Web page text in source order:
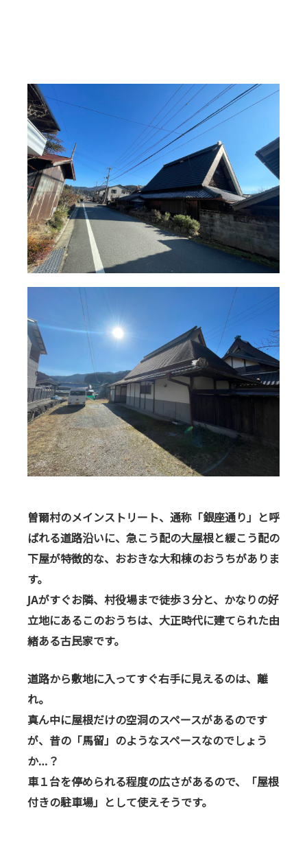
曽爾村のメインストリート、通称「銀座通り」と呼
ばれる道路沿いに、急こう配の大屋根と緩こう配の
下屋が特徴的な、おおきな大和棟のおうちがありま
す。
JAがすぐお隣、村役場まで徒歩３分と、かなりの好
立地にあるこのおうちは、大正時代に建てられた由
緒ある古民家です。
道路から敷地に入ってすぐ右手に見えるのは、離
れ。
真ん中に屋根だけの空洞のスペースがあるのです
が、 昔の「馬留」のようなスペースなのでしょう
か…？
車１台を停められる程度の広さがあるので、「屋根
付きの駐車場」として使えそうです。